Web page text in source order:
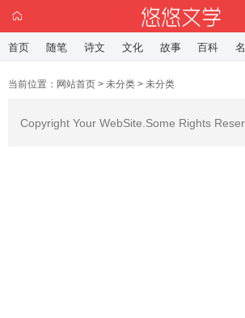
当前位置： 网站首页 > 未分类 > 未分类
首页 随笔 诗文 文化 故事 百科
Copyright Your WebSite.Some Rights